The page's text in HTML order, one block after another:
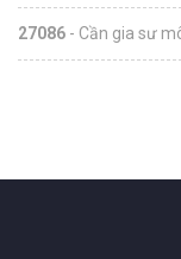
27086 - Cần gia sư